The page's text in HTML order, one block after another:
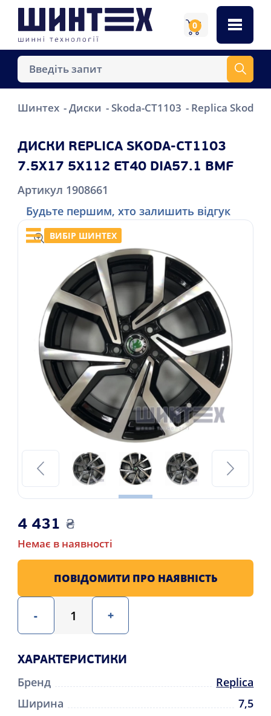
0
Шинтех Диски Skoda-CT1103 Replica Skoda-
ДИСКИ REPLICA SKODA-CT1103
7.5X17 5X112 ET40 DIA57.1 BMF
Артикул 1908661
Будьте першим, хто залишить відгук
ВИБІР ШИНТЕХ
4 431 ₴
Немає в наявності
- +
ПОВІДОМИТИ ПРО НАЯВНІСТЬ
ХАРАКТЕРИСТИКИ
Бренд
Replica
Ширина
7,5